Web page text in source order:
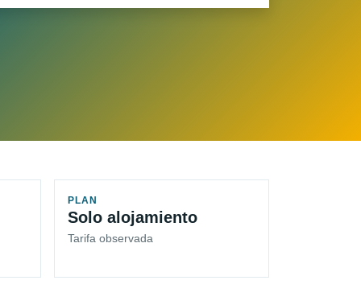
PLAN
Solo alojamiento
Tarifa observada